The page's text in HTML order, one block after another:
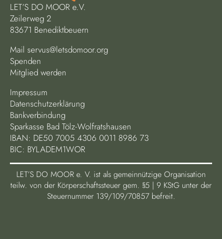
LET’S DO MOOR e.V.
Zeilerweg 2
83671 Benediktbeuern
Mail servus@letsdomoor.org
Spenden
Mitglied werden
Impressum
Datenschutzerklärung
Bankverbindung
Sparkasse Bad Tölz-Wolfratshausen
IBAN: DE50 7005 4306 0011 8986 73
BIC: BYLADEM1WOR
LET’S DO MOOR e. V. ist als gemeinnützige Organisation
teilw. von der Körperschaftssteuer gem. §5 | 9 KStG unter der
Steuernummer 139/109/70857 befreit.